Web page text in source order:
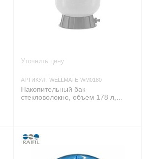
Уточнить цену
АРТИКУЛ: WELLMATE-WM0180
Накопительный бак
стекловолокно, объем 178 л,